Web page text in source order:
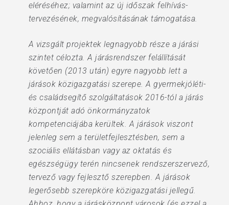
eléréséhez; valamint az új időszak felhívás-
tervezésének, megvalósításának támogatása.
A vizsgált projektek legnagyobb része a járási
szintet célozta. A járásrendszer felállítását
követően (2013 után) egyre nagyobb lett a
járások közigazgatási szerepe. A gyermekjóléti-
és családsegítő szolgáltatások 2016-tól a járás
központját adó önkormányzatok
kompetenciájába kerültek. A járások viszont
jelenleg sem a területfejlesztésben, sem a
szociális ellátásban vagy az oktatás és
egészségügy terén nincsenek rendszerszervező,
tervező vagy fejlesztő szerepben. A járások
legerősebb szerepköre közigazgatási jellegű.